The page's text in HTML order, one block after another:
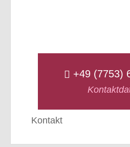
+49 (7753)
Kontakt